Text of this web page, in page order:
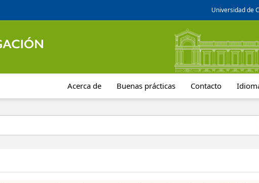
Universidad de
Acerca de Buenas prácticas Contacto